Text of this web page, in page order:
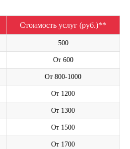
Стоимость услуг (руб.)**
500
От 600
От 800-1000
От 1200
От 1300
От 1500
От 1700